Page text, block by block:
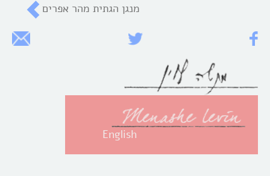
מנגן הגתית מהר אפרים
English